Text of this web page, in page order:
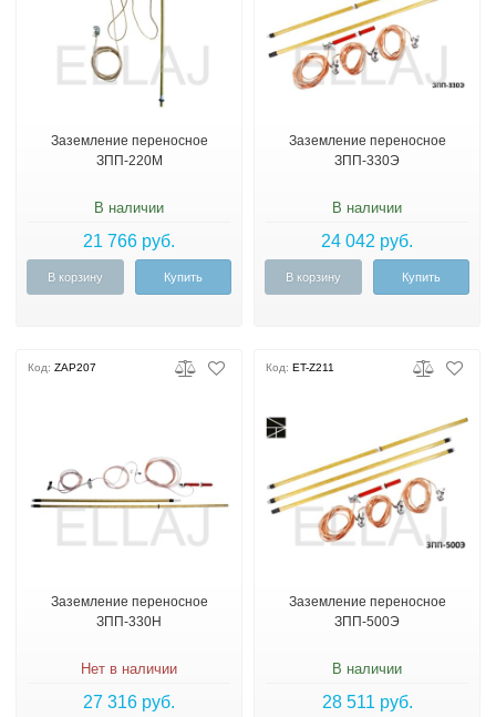
Заземление переносное
ЗПП-220М
В наличии
21 766 руб.
В корзину Купить
Заземление переносное
ЗПП-330Э
В наличии
24 042 руб.
В корзину Купить
Код: ZAP207
Заземление переносное
ЗПП-330Н
Нет в наличии
27 316 руб.
Код: ET-Z211
Заземление переносное
ЗПП-500Э
В наличии
28 511 руб.